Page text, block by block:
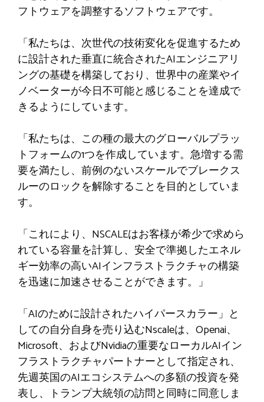
フトウェアを調整するソフトウェアです。
「私たちは、次世代の技術変化を促進するため
に設計された垂直に統合されたAIエンジニアリ
ングの基礎を構築しており、世界中の産業やイ
ノベーターが今日不可能と感じることを達成で
きるようにしています。
「私たちは、この種の最大のグローバルプラッ
トフォームの1つを作成しています。急増する需
要を満たし、前例のないスケールでブレークス
ルーのロックを解除することを目的としていま
す。
「これにより、NSCALEはお客様が希少で求めら
れている容量を計算し、安全で準拠したエネル
ギー効率の高いAIインフラストラクチャの構築
を迅速に加速させることができます。」
「AIのために設計されたハイパースカラー」と
しての自分自身を売り込むNscaleは、Openai、
Microsoft、およびNvidiaの重要なローカルAIイン
フラストラクチャパートナーとして指定され、
先週英国のAIエコシステムへの多額の投資を発
表し、トランプ大統領の訪問と同時に同意しま